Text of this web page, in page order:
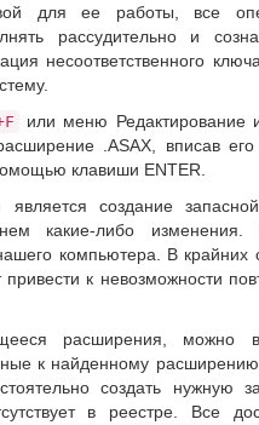
для ее работы, все
рассудительно и
несоответственного
или меню Редактирование
.ASAX, вписав
клавиши ENTER.
создание
какие-либо изменения.
компьютера. В крайних
к невозможности
расширения, можно
к найденному расширению
создать нужную
в реестре. Все